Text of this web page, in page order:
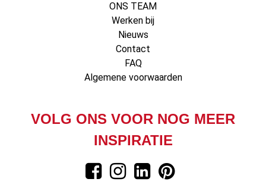
ONS TEAM
Werken bij
Nieuws
Contact
FAQ
Algemene voorwaarden
VOLG ONS VOOR NOG MEER
INSPIRATIE